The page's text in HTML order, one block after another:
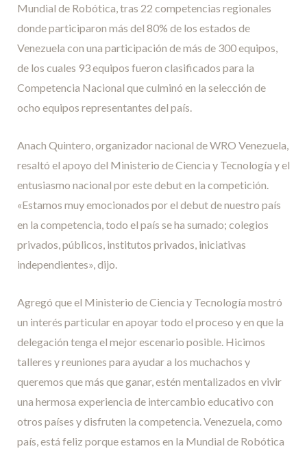
Mundial de Robótica, tras 22 competencias regionales
donde participaron más del 80% de los estados de
Venezuela con una participación de más de 300 equipos,
de los cuales 93 equipos fueron clasificados para la
Competencia Nacional que culminó en la selección de
ocho equipos representantes del país.
Anach Quintero, organizador nacional de WRO Venezuela,
resaltó el apoyo del Ministerio de Ciencia y Tecnología y el
entusiasmo nacional por este debut en la competición.
«Estamos muy emocionados por el debut de nuestro país
en la competencia, todo el país se ha sumado; colegios
privados, públicos, institutos privados, iniciativas
independientes», dijo.
Agregó que el Ministerio de Ciencia y Tecnología mostró
un interés particular en apoyar todo el proceso y en que la
delegación tenga el mejor escenario posible. Hicimos
talleres y reuniones para ayudar a los muchachos y
queremos que más que ganar, estén mentalizados en vivir
una hermosa experiencia de intercambio educativo con
otros países y disfruten la competencia. Venezuela, como
país, está feliz porque estamos en la Mundial de Robótica